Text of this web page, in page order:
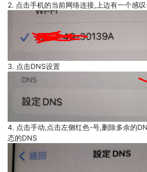
2. 点击手机的当前网络连接,上边有一个感
3. 点击DNS设置
4. 点击手动,点击左侧红色-号,删除多余的
态的DNS